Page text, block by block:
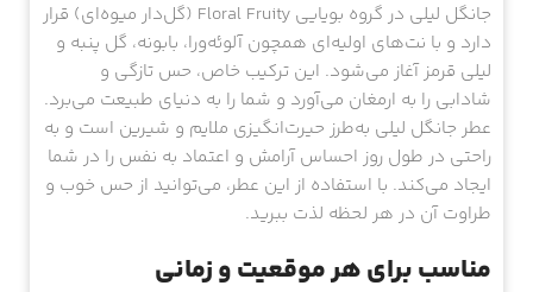
جانگل لیلی در گروه بویایی Floral Fruity (گل‌دار میوه‌ای) قرار
دارد و با نت‌های اولیه‌ای همچون آلوئه‌ورا، بابونه، گل پنبه و
لیلی قرمز آغاز می‌شود. این ترکیب خاص، حس تازگی و
شادابی را به ارمغان می‌آورد و شما را به دنیای طبیعت می‌برد.
عطر جانگل لیلی به‌طرز حیرت‌انگیزی ملایم و شیرین است و به
راحتی در طول روز احساس آرامش و اعتماد به نفس را در شما
ایجاد می‌کند. با استفاده از این عطر، می‌توانید از حس خوب و
طراوت آن در هر لحظه لذت ببرید.
مناسب برای هر موقعیت و زمانی